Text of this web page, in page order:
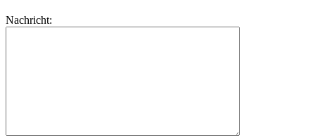
dieses
lasse
Nachricht: